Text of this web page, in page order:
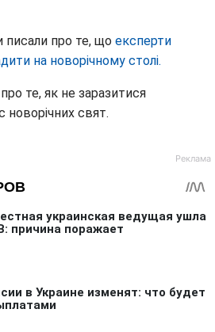
писали про те, що експерти
на новорічному столі.
те, як не заразитися
новорічних свят.